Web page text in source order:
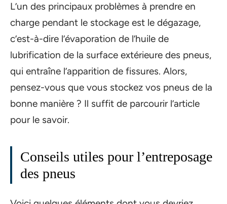
L’un des principaux problèmes à prendre en
charge pendant le stockage est le dégazage,
c’est-à-dire l’évaporation de l’huile de
lubrification de la surface extérieure des pneus,
qui entraîne l’apparition de fissures. Alors,
pensez-vous que vous stockez vos pneus de la
bonne manière ? Il suffit de parcourir l’article
pour le savoir.
Conseils utiles pour l’entreposage
des pneus